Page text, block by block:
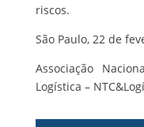
riscos.
São Paulo, 22 de
Associação
Logística –